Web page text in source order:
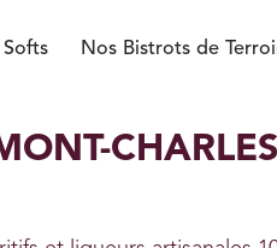
Softs Nos Bistrots de